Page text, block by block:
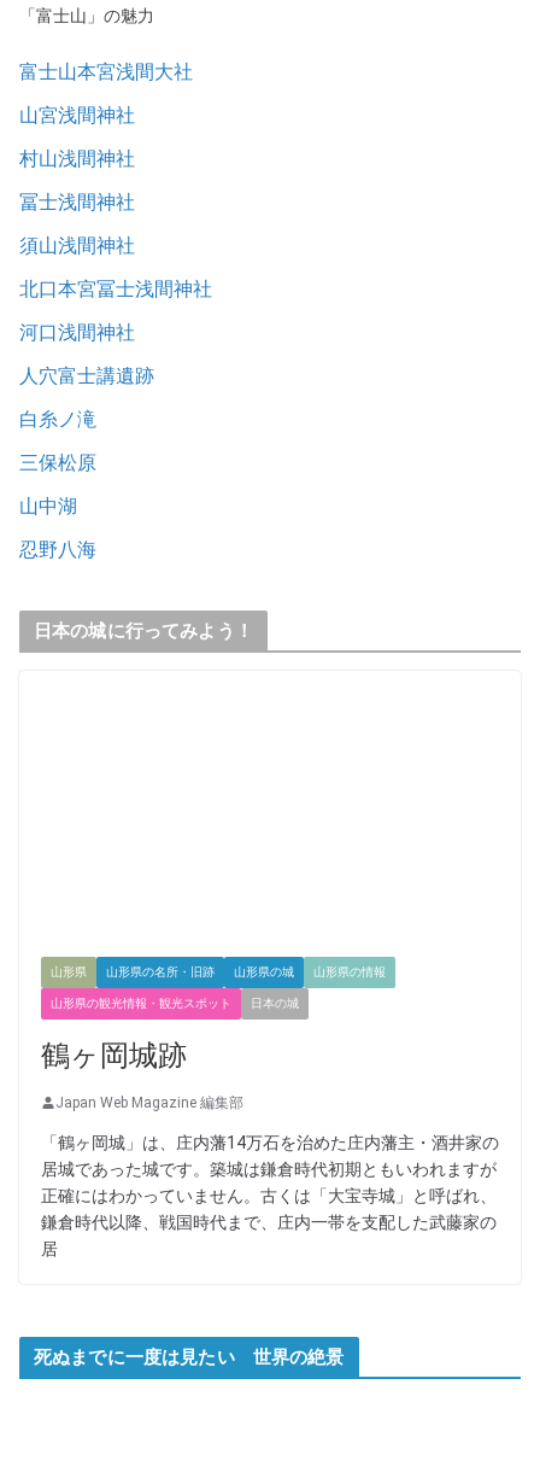
「富士山」の魅力
富士山本宮浅間大社
山宮浅間神社
村山浅間神社
冨士浅間神社
須山浅間神社
北口本宮冨士浅間神社
河口浅間神社
人穴富士講遺跡
白糸ノ滝
三保松原
山中湖
忍野八海
日本の城に行ってみよう！
山形県 山形県の名所・旧跡 山形県の城 山形県の情報
山形県の観光情報・観光スポット 日本の城
鶴ヶ岡城跡
Japan Web Magazine 編集部
「鶴ヶ岡城」は、庄内藩14万石を治めた庄内藩主・酒井家の
居城であった城です。築城は鎌倉時代初期ともいわれますが
正確にはわかっていません。古くは「大宝寺城」と呼ばれ、
鎌倉時代以降、戦国時代まで、庄内一帯を支配した武藤家の
居
死ぬまでに一度は見たい 世界の絶景